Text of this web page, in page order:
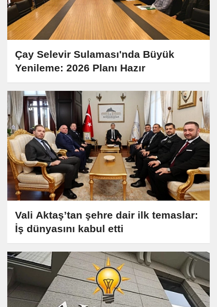
Çay Selevir Sulaması'nda Büyük
Yenileme: 2026 Planı Hazır
Vali Aktaş’tan şehre dair ilk temaslar:
İş dünyasını kabul etti